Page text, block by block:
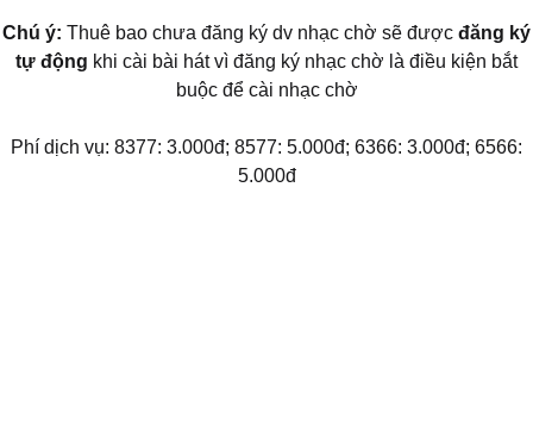
Chú ý: Thuê bao chưa đăng ký dv nhạc chờ sẽ được đăng ký
tự động khi cài bài hát vì đăng ký nhạc chờ là điều kiện bắt
buộc để cài nhạc chờ
Phí dịch vụ: 8377: 3.000đ; 8577: 5.000đ; 6366: 3.000đ; 6566:
5.000đ